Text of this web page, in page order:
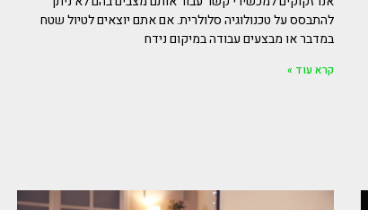
להתבסס על טכנולוגיה סלולרית. אם אתם יוצאים לטיול שטח
במדבר או מבצעים עבודה במיקום נידח
קרא עוד »